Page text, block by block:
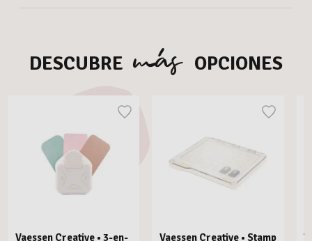
DESCUBRE más OPCIONES
Vaessen Creative • 3-en-
Vaessen Creative • Stamp